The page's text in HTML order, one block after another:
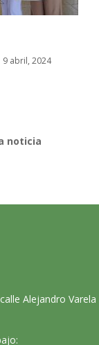
9 abril, 2024
noticia
Alejandro Varela